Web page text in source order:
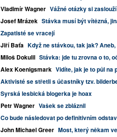
Vladimír Wagner Vážné otázky si
Josef Mrázek Stávka musí být vítězná,
Zapatisté se vracejí
Jiří Baťa Když ne stávkou, tak jak?
Miloš Dokulil Stávka: jde tu zrovna o to,
Alex Koenigsmark Vidíte, jak je to půl na
Aktivisté se střetli s účastníky tzv.
Syrská lesbická blogerka je hoax
Petr Wagner Vašek se zbláznil
Co bude následovat po definitivním
John Michael Greer Most, který někam